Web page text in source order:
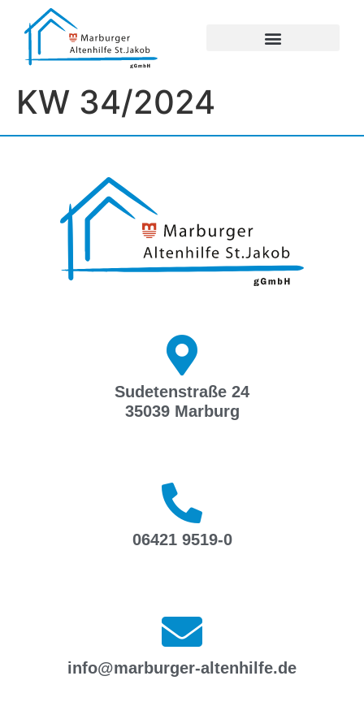
KW 34/2024
Sudetenstraße 24
35039 Marburg
06421 9519-0
info@marburger-altenhilfe.de